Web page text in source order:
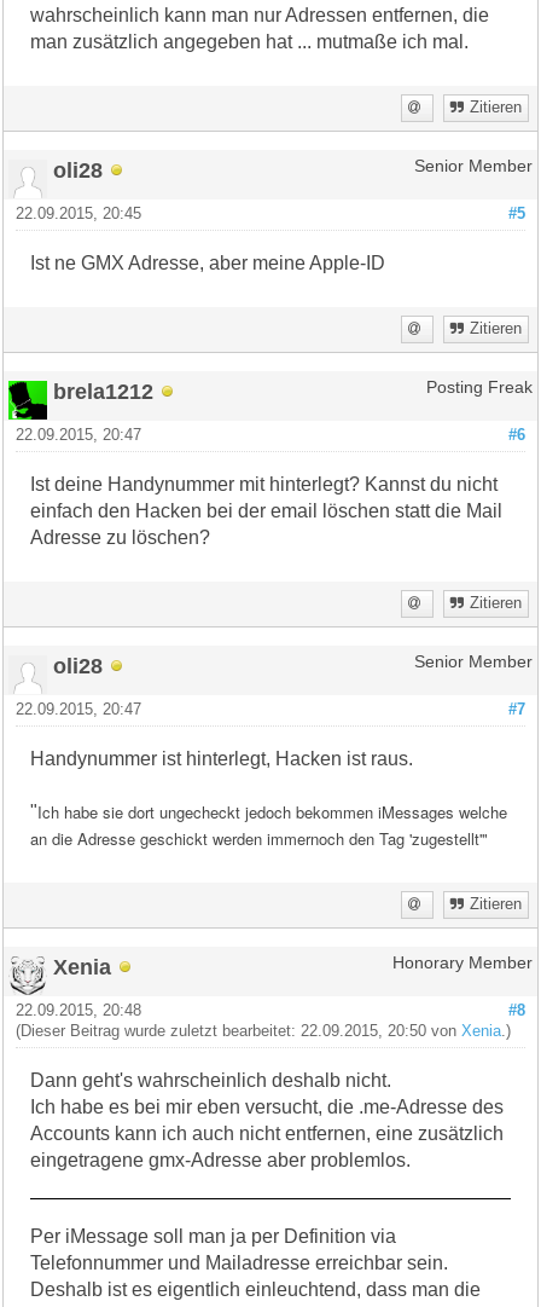
wahrscheinlich kann man nur Adressen entfernen, die
man zusätzlich angegeben hat ... mutmaße ich mal.
Zitieren
oli28 Senior Member
#5
22.09.2015, 20:45
Ist ne GMX Adresse, aber meine Apple-ID
Zitieren
brela1212 Posting Freak
#6
22.09.2015, 20:47
Ist deine Handynummer mit hinterlegt? Kannst du nicht
einfach den Hacken bei der email löschen statt die Mail
Adresse zu löschen?
Zitieren
oli28 Senior Member
#7
22.09.2015, 20:47
Handynummer ist hinterlegt, Hacken ist raus.
"Ich habe sie dort ungecheckt jedoch bekommen iMessages welche
an die Adresse geschickt werden immernoch den Tag 'zugestellt'"
Zitieren
Xenia Honorary Member
#8
22.09.2015, 20:48
(Dieser Beitrag wurde zuletzt bearbeitet: 22.09.2015, 20:50 vonXenia .)
Dann geht's wahrscheinlich deshalb nicht.
Ich habe es bei mir eben versucht, die .me-Adresse des
Accounts kann ich auch nicht entfernen, eine zusätzlich
eingetragene gmx-Adresse aber problemlos.
Per iMessage soll man ja per Definition via
Telefonnummer und Mailadresse erreichbar sein.
Deshalb ist es eigentlich einleuchtend, dass man die